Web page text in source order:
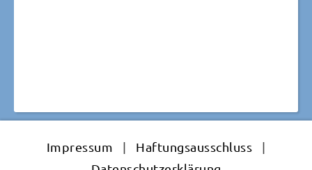
Impressum | Haftungsausschluss
|